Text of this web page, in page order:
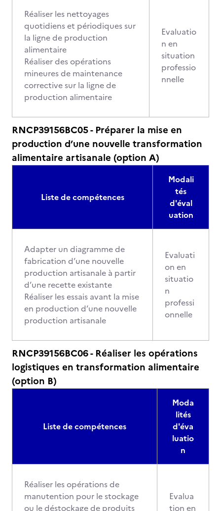
Réaliser les nettoyages
quotidiens et périodiques sur
la ligne de production
alimentaire
Réaliser des opérations
mineures de maintenance
corrective sur la ligne de
production alimentaire
Evaluatio
n en
situation
professio
nnelle
RNCP39156BC05 - Préparer la mise en
production d’une nouvelle transformation
alimentaire artisanale (option A)
Liste de compétences
Modali
tés
d'éval
uation
Adapter un diagramme de
fabrication d’une nouvelle
production artisanale à partir
d’une recette existante
Réaliser les essais avant la mise
en production d’une nouvelle
production artisanale
Evaluati
on en
situatio
n
professi
onnelle
RNCP39156BC06 - Réaliser les opérations
logistiques en transformation alimentaire
(option B)
Liste de compétences
Moda
lités
d'éva
luatio
n
Réaliser les opérations de
manutention pour le stockage
ou le déstockage de produits
Evalua
tion en